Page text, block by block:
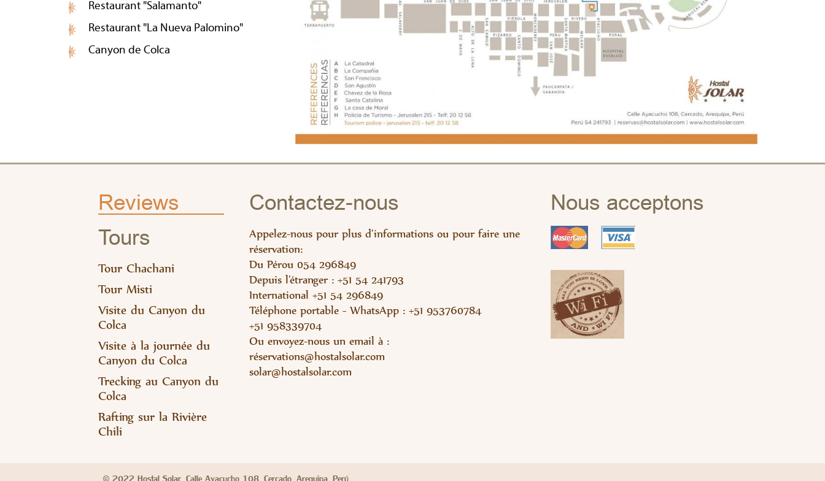
Restaurant "Salamanto"
Restaurant "La Nueva Palomino"
Canyon de Colca
Reviews
Tours
Tour Chachani
Tour Misti
Visite du Canyon du
Colca
Visite à la journée du
Canyon du Colca
Trecking au Canyon du
Colca
Rafting sur la Rivière
Chili
Contactez-nous
Appelez-nous pour plus d'informations ou pour faire une
réservation:
Du Pérou 054 296849
Depuis l’étranger : +51 54 241793
International +51 54 296849
Téléphone portable - WhatsApp : +51 953760784
+51 958339704
Ou envoyez-nous un email à :
réservations@hostalsolar.com
solar@hostalsolar.com
Nous acceptons